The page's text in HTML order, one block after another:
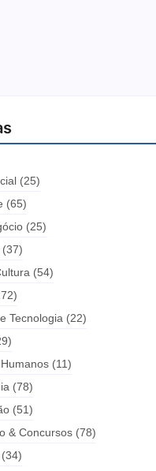
(25)
(65)
(25)
(37)
(54)
Tecnologia (22)
(11)
(78)
(51)
& Concursos (78)
(34)